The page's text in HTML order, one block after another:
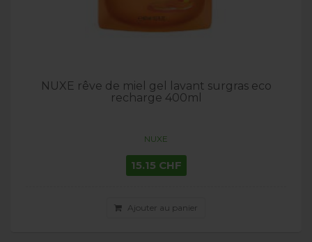
NUXE rêve de miel gel lavant surgras eco
recharge 400ml
NUXE
15.15 CHF
Ajouter au panier